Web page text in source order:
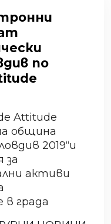
по
Attitude
община
2019“и
за
активи
града